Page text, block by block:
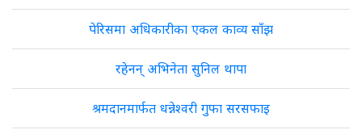
पेरिसमा अधिकारीका एकल काव्य साँझ
रहेनन् अभिनेता सुनिल थापा
श्रमदानमार्फत धन्नेश्वरी गुफा सरसफाइ